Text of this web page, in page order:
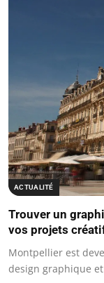
ACTUALITÉ
Trouver un
vos projets
Montpellier est
design graphique